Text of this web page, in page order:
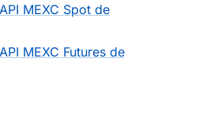
MEXC Spot de
MEXC Futures de